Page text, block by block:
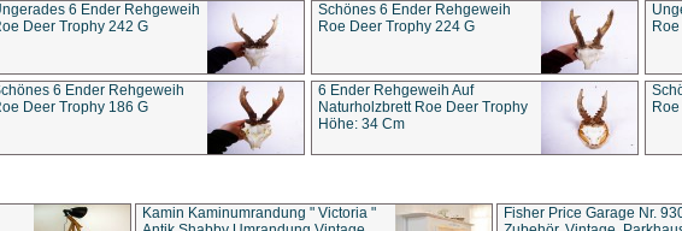
6 Ender Rehgeweih
Deer Trophy 242 G
Schönes 6 Ender Rehgeweih
Roe Deer Trophy 224 G
6 Ender Rehgeweih
Deer Trophy 186 G
6 Ender Rehgeweih Auf
Naturholzbrett Roe Deer Trophy
Höhe: 34 Cm
Kamin Kaminumrandung " Victoria "
Fisher Price Garage Nr.